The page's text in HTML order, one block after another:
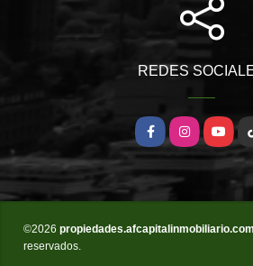
REDES
FacebookInstagram
©2026 propiedades.afcapitalinmobiliario.com
reservados.